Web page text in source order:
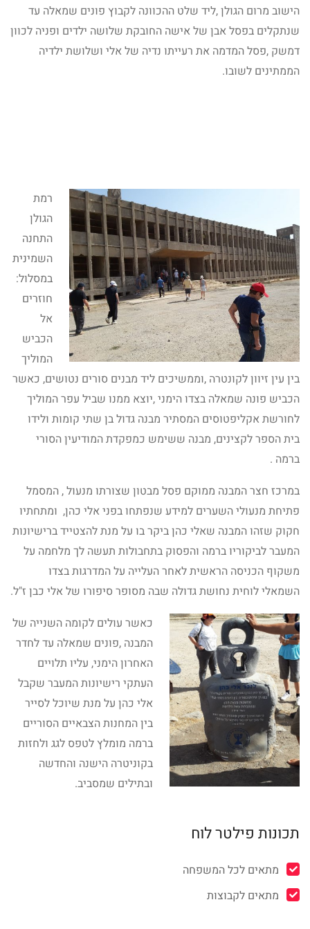
הישוב מרום הגולן ,ליד שלט ההכוונה לקבוץ פונים שמאלה עד
שנתקלים בפסל אבן של אישה החובקת שלושה ילדים ופניה לכוון
דמשק ,פסל המדמה את רעייתו נדיה של אלי ושלושת ילדיה
הממתינים לשובו.
רמת
הגולן
התחנה
השמינית
במסלול:
חוזרים
אל
הכביש
המוליך
בין עין זיוון לקונטרה ,וממשיכים ליד מבנים סורים נטושים, כאשר
הכביש פונה שמאלה בצדו הימני ,יוצא ממנו שביל עפר המוליך
לחורשת אקליפטוסים המסתיר מבנה גדול בן שתי קומות ולידו
בית הספר לקצינים, מבנה ששימש כמפקדת המודיעין הסורי
ברמה .
במרכז חצר המבנה ממוקם פסל מבטון שצורתו מנעול , המסמל
פתיחת מנעולי השערים למידע שנפתחו בפני אלי כהן, ומתחתיו
חקוק שזהו המבנה שאלי כהן ביקר בו על מנת להצטייד ברישיונות
המעבר לביקוריו ברמה והפסוק בתחבולות תעשה לך מלחמה על
משקוף הכניסה הראשית לאחר העלייה על המדרגות בצדו
השמאלי לוחית נחושת גדולה שבה מסופר סיפורו של אלי כבן ז"ל.
כאשר עולים לקומה השנייה של
המבנה ,פונים שמאלה עד לחדר
האחרון הימני, עליו תלויים
העתקי רישיונות המעבר שקבל
אלי כהן על מנת שיוכל לסייר
בין המחנות הצבאיים הסוריים
ברמה מומלץ לטפס לגג ולחזות
בקוניטרה הישנה והחדשה
ובתילים שמסביב.
תכונות פילטר לוח
מתאים לכל המשפחה
מתאים לקבוצות